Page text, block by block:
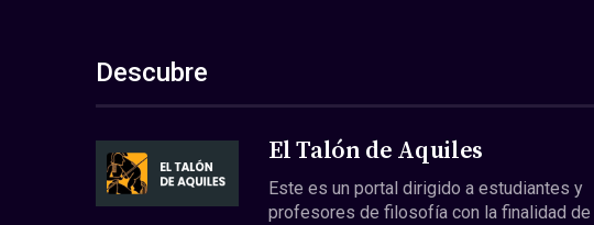
Descubre
El Talón de Aquiles
Este es un portal dirigido a estudiantes y
profesores de filosofía con la finalidad de